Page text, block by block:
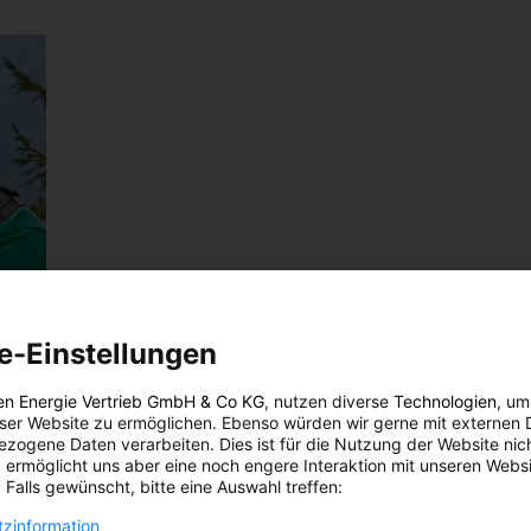
und
Einstellungen
Energie Vertrieb GmbH & Co KG, nutzen diverse Technologien,
Website zu ermöglichen. Ebenso würden wir gerne mit externen
Daten verarbeiten. Dies ist für die Nutzung der Website
ermöglicht uns aber eine noch engere Interaktion mit unseren
Falls gewünscht, bitte eine Auswahl treffen: